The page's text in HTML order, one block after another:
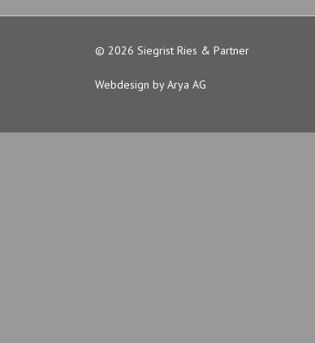
© 2026 Siegrist Ries & Partner
Webdesign by Arya AG